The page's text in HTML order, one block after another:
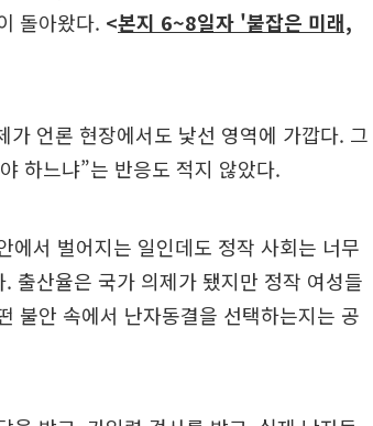
돌아왔다. <본지 6~8일자 '붙잡은 미래,
언론 현장에서도 낯선 영역에 가깝다. 그
하느냐”는 반응도 적지 않았다.
에서 벌어지는 일인데도 정작 사회는 너무
출산율은 국가 의제가 됐지만 정작 여성들
불안 속에서 난자동결을 선택하는지는 공